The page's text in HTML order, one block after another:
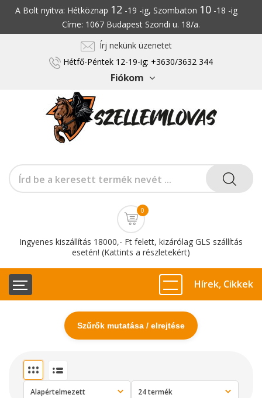
A Bolt nyitva: Hétköznap 12 -19 -ig, Szombaton 10 -18 -ig
Címe: 1067 Budapest Szondi u. 18/a.
Írj nekünk üzenetet
Hétfő-Péntek 12-19-ig: +3630/3632 344
Fiókom
0
Ingyenes kiszállítás 18000,- Ft felett, kizárólag GLS szállítás
esetén! (Kattints a részletekért)
Hírek, Cikkek
Szűrők mutatása / elrejtése